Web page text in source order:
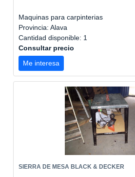
Maquinas para carpinterias
Provincia: Alava
Cantidad disponible: 1
Consultar precio
Me interesa
SIERRA DE MESA BLACK & DECKER